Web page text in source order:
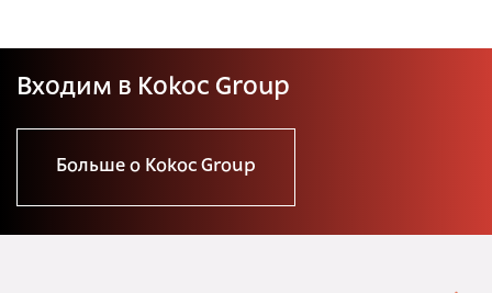
Входим в Kokoc Group
Больше о Kokoc Group